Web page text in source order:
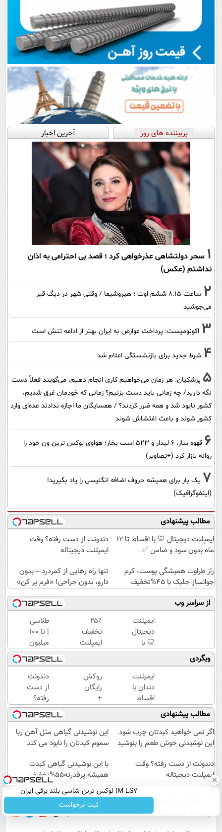
پربیننده های روز آخرین اخبار
1 سحر دولتشاهی عذرخواهی کرد ؛ قصد بی احترامی به اذان
نداشتم (عکس)
2
ساعت ۸:۱۵ ششم اوت ؛ هیروشیما / وقتی شهر در دیگ قیر
می‌جوشید
3 اکونومیست: پرداخت عوارض به ایران بهتر از ادامه تنش است
4 شرط جدید برای بازنشستگی اعلام شد
5 پزشکیان: هر زمان می‌خواهیم کاری انجام دهیم، می‌گویند فعلاً دست
نگه دارید/ چه زمانی باید دست بزنیم؟ زمانی که خودمان غرق شدیم،
کشور نابود شد و همه ضرر کردند؟ / همسایگان ما اجازه ندادند عده‌ای وارد
کشور شوند و باعث اغتشاش شوند
6
قهوه ساز، 6 لیدار و 523 اسب بخار؛ هواوی لوکس ترین ون خود را
روانه بازار کرد (+تصاویر)
7 یک بار برای همیشه حروف اضافه انگلیسی را یاد بگیرید!
(اینفوگرافیک)
مطالب پیشنهادی
ایمپلنت دیجیتال 🦷 با اقساط تا 12
ماه بدون سود و ضامن ✅
دندونت از دست رفته؟ وقت
ایمپلنت دیجیتاله
راز طراوت همیشگی پوست، کرم
جوانساز جلبک با 45%تخفیف
تنها راه رهایی از کمردرد – بدون
دارو، بدون جراحی! «فرم پر کن»
از سراسر وب
ایمپلنت
دیجیتال
🦷 با
اقساط
تا 12
ماه
بدون
سود و
ضامن
✅
۲۵٪
تخفیف
ایمپلنت
تا پایان
جشنواره
🎁
طلاسی
| تا 100
میلیون
وام
آنی
خرید
طلا💰
ثبت
نام
کن!
وبگردی
ایمپلنت
دندان با
اقساط
12
ماهه
✅
بدون
بدون
روکش
رایگان
+
اقساط
۱۲
ماهه
ایمپلنت
دندونت
از دست
رفته؟
وقت
ایمپلنت
دیجیتاله
مطالب پیشنهادی
اگر نمی خواهید کبدتان چرب شود
این نوشیدنی خوش طعم را بنوشید
این نوشیدنی گیاهی مثل آهن ربا
سموم کبدتان را نابود می کند
دندونت از دست رفته؟ وقت
ایمپلنت دیجیتاله
با این نوشیدنی گیاهی کبدت
همیشه پرقدرته55%تخفیف
IM LS7 لوکس ترین شاسی بلند برقی ایران
ثبت درخواست
عصر ایران۲ درباره عصرایران تماس با ما
آب و هوا اوقات شرعی سواد زندگی